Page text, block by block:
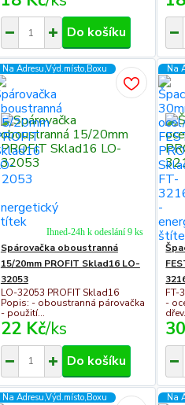
Do košíku
Na Adresu,Výd.místo,Boxu
Spárovačka oboustranná
15/20mm PROFIT Sklad16 LO-
32053
LO-32053 PROFIT Sklad16
Popis: - oboustranná párovačka
- použití...
22 Kč/ks
Ihned-24h k odeslání 9 ks
Do košíku
Na
FT-
-
Na Adresu,Výd.místo,Boxu Na